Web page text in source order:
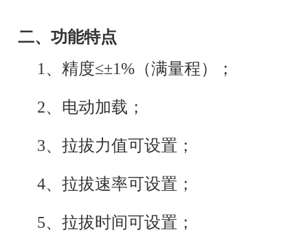
二、功能特点
1、精度≤±1%（满量程）；
2、电动加载；
3、拉拔力值可设置；
4、拉拔速率可设置 ；
5、拉拔时间可设置；